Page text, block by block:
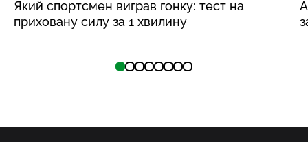
Який спортсмен виграв гонку: тест на
приховану силу за 1 хвилину